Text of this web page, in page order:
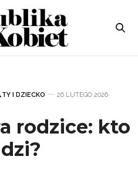
,TY I DZIECKO 26 LUTEGO 2026
rodzice: kto